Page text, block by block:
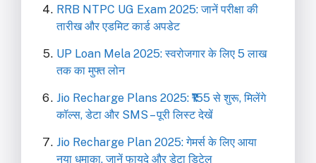
RRB NTPC UG Exam 2025: जानें परीक्षा की
तारीख और एडमिट कार्ड अपडेट
UP Loan Mela 2025: स्वरोजगार के लिए 5 लाख
तक का मुफ्त लोन
Jio Recharge Plans 2025: ₹155 से शुरू, मिलेंगे
कॉल्स, डेटा और SMS – पूरी लिस्ट देखें
Jio Recharge Plan 2025: गेमर्स के लिए आया
नया धमाका, जानें फायदे और डेटा डिटेल